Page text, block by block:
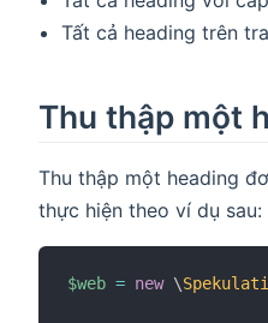
Tất cả heading trên
Thu thập một
Thu thập một heading
thực hiện theo ví dụ sau:
$web = new \